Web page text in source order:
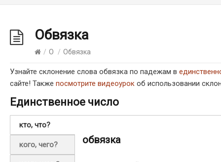
Обвязка
/ О / Обвязка
Узнайте склонение слова обвязка по падежам в
сайте! Также посмотрите видеоурок об использовании
Единственное число
кто, что?
кого, чего? обвязка